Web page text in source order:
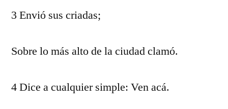
3 Envió sus criadas;
Sobre lo más alto de la ciudad clamó.
4 Dice a cualquier simple: Ven acá.